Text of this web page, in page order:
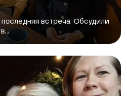
встреча. Обсудили